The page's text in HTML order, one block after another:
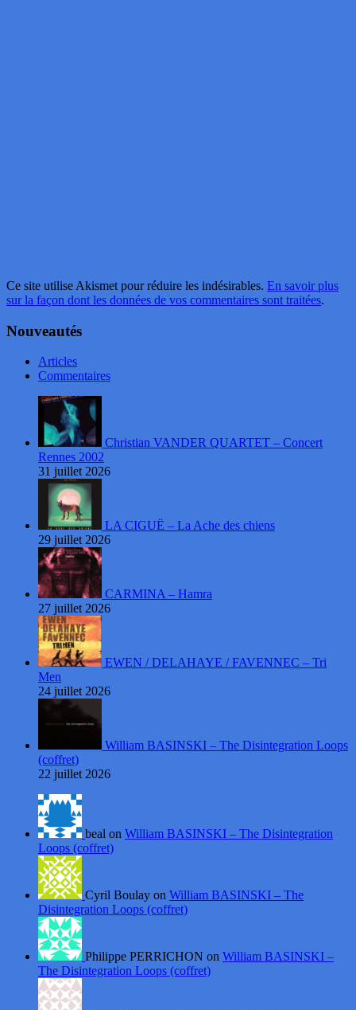
Ce site utilise Akismet pour réduire les indésirables. En savoir plus
sur la façon dont les données de vos commentaires sont traitées.
Nouveautés
Articles
Commentaires
Christian VANDER QUARTET – Concert
Rennes 2002
31 juillet 2026
LA CIGUË – La Ache des chiens
29 juillet 2026
CARMINA – Hamra
27 juillet 2026
EWEN / DELAHAYE / FAVENNEC – Tri
Men
24 juillet 2026
William BASINSKI – The Disintegration Loops
(coffret)
22 juillet 2026
beal on William BASINSKI – The Disintegration
Loops (coffret)
Cyril Boulay on William BASINSKI – The
Disintegration Loops (coffret)
Philippe PERRICHON on William BASINSKI –
The Disintegration Loops (coffret)